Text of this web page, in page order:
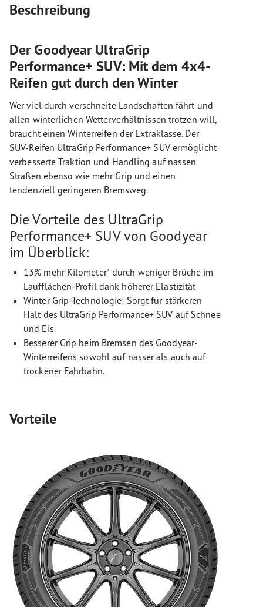
Beschreibung
Der Goodyear UltraGrip
Performance+ SUV: Mit dem 4x4-
Reifen gut durch den Winter
Wer viel durch verschneite Landschaften fährt und
allen winterlichen Wetterverhältnissen trotzen will,
braucht einen Winterreifen der Extraklasse. Der
SUV-Reifen UltraGrip Performance+ SUV ermöglicht
verbesserte Traktion und Handling auf nassen
Straßen ebenso wie mehr Grip und einen
tendenziell geringeren Bremsweg.
Die Vorteile des UltraGrip
Performance+ SUV von Goodyear
im Überblick:
13% mehr Kilometer* durch weniger Brüche im
Laufflächen-Profil dank höherer Elastizität
Winter Grip-Technologie: Sorgt für stärkeren
Halt des UltraGrip Performance+ SUV auf Schnee
und Eis
Besserer Grip beim Bremsen des Goodyear-
Winterreifens sowohl auf nasser als auch auf
trockener Fahrbahn.
Vorteile